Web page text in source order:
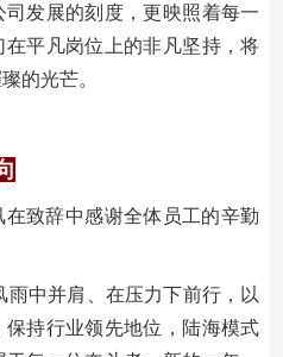
发展的刻度，更映照着每一
平凡岗位上的非凡坚持，将
的光芒。
致辞中感谢全体员工的辛勤
雨中并肩、在压力下前行，以
持行业领先地位，陆海模式